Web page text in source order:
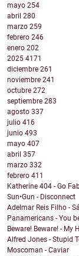
mayo 254
abril 280
marzo 259
febrero 246
enero 202
2025 4171
diciembre 261
noviembre 241
octubre 272
septiembre 283
agosto 337
julio 416
junio 493
mayo 407
abril 357
marzo 332
febrero 411
Katherine 404 - Go
Sun•Gun - Disconnect
Adelmar Reis Filho -
Panamericans - You
Beware! Beware! - My
Alfred Jones - Stupid
Moscoman - Caviar